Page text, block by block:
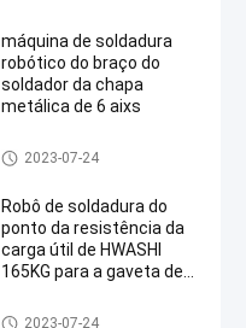
máquina de soldadura
robótico do braço do
soldador da chapa
metálica de 6 aixs
robôs de soldadura industriai
s
2023-07-24
Robô de soldadura do
ponto da resistência da
carga útil de HWASHI
165KG para a gaveta de
de aço suave
robôs de soldadura industriai
2023-07-24